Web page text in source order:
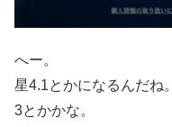
へー。
星4.1とかになるんだね。
3とかかな。